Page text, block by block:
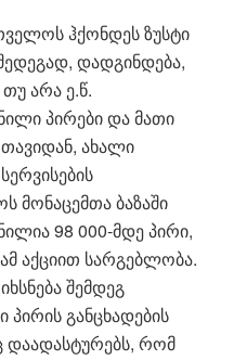
ჰქონდეს ზუსტი
დადგინდება,
არა ე.წ.
პირები და მათი
ახალი
მონაცემთა ბაზაში
98 000-მდე პირი,
აქციით სარგებლობა.
შემდეგ
პირის განცხადების
რომ